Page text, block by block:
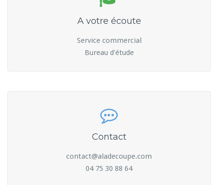
A votre écoute
Service commercial
Bureau d'étude
Contact
contact@aladecoupe.com
04 75 30 88 64